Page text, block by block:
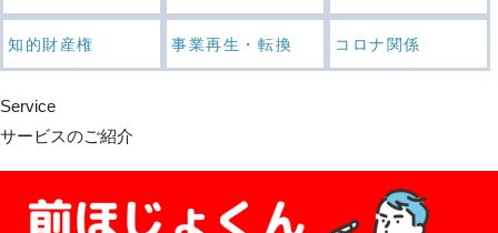
知的財産権 事業再生・転換 コロナ関係
Service
サービスのご紹介